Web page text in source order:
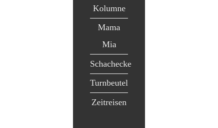
Kolumne
Mama
Mia
Schachecke
Turnbeutel
Zeitreisen